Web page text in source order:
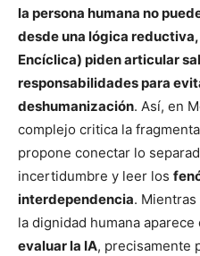
la persona humana no
desde una lógica
Encíclica) piden articular
responsabilidades para
deshumanización. Así, en
complejo critica la
propone conectar lo
incertidumbre y leer los
interdependencia.
la dignidad humana aparece
evaluar la IA, precisamente